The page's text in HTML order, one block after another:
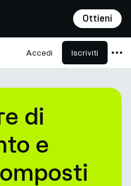
Ottieni
Accedi Iscriviti
di
e